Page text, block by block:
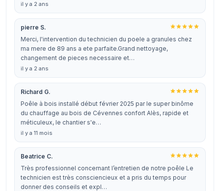
il y a 2 ans
pierre S.
Merci, l'intervention du technicien du poele a granules chez
ma mere de 89 ans a ete parfaite.Grand nettoyage,
changement de pieces necessaire et…
il y a 2 ans
Richard G.
Poêle à bois installé début février 2025 par le super binôme
du chauffage au bois de Cévennes confort Alès, rapide et
méticuleux, le chantier s'e…
il y a 11 mois
Beatrice C.
Très professionnel concernant l’entretien de notre poêle Le
technicien est très consciencieux et a pris du temps pour
donner des conseils et expl…